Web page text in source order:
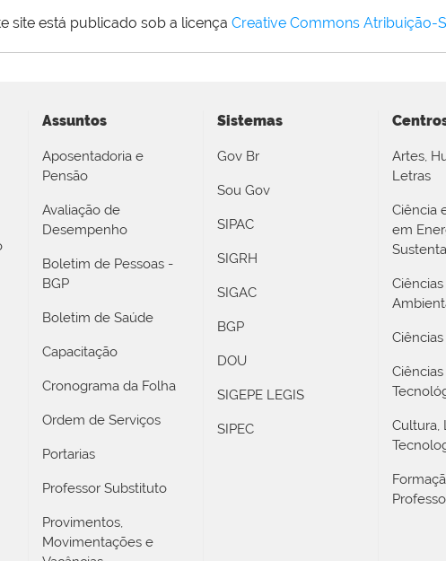
site está publicado sob a licença Creative Commons Atribuição-
Assuntos
Aposentadoria e
Pensão
Avaliação de
Desempenho
Boletim de Pessoas -
BGP
Boletim de Saúde
Capacitação
Cronograma da Folha
Ordem de Serviços
Portarias
Professor Substituto
Provimentos,
Movimentações e
Sistemas
Gov Br
Sou Gov
SIPAC
SIGRH
SIGAC
BGP
DOU
SIGEPE LEGIS
SIPEC
Artes,
Letras
Ciência
em
Cultura,